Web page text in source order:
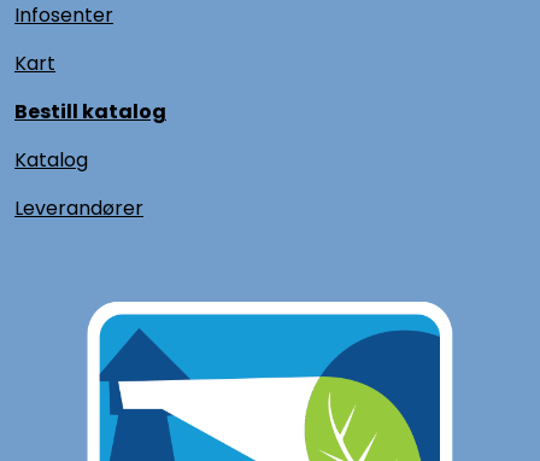
Infosenter
Kart
Bestill katalog
Katalog
Leverandører